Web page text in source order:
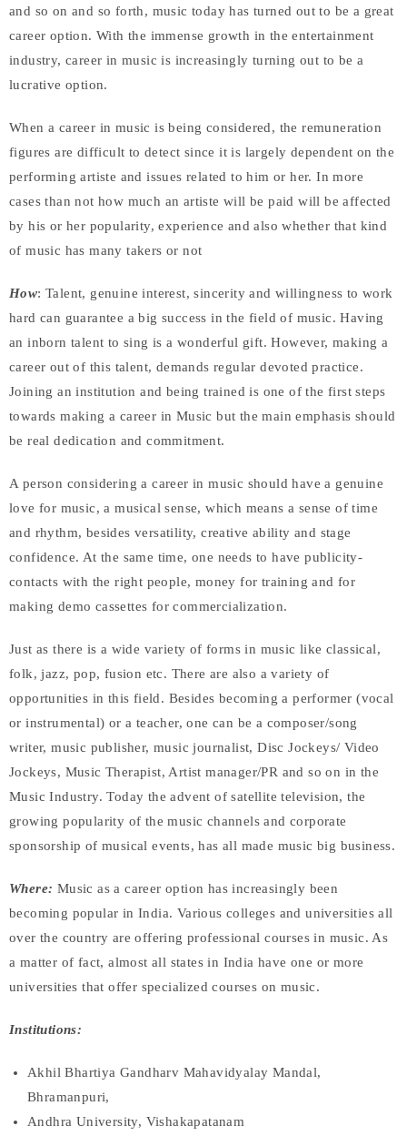
and so on and so forth, music today has turned out to be a great
career option. With the immense growth in the entertainment
industry, career in music is increasingly turning out to be a
lucrative option.
When a career in music is being considered, the remuneration
figures are difficult to detect since it is largely dependent on the
performing artiste and issues related to him or her. In more
cases than not how much an artiste will be paid will be affected
by his or her popularity, experience and also whether that kind
of music has many takers or not
How: Talent, genuine interest, sincerity and willingness to work
hard can guarantee a big success in the field of music. Having
an inborn talent to sing is a wonderful gift. However, making a
career out of this talent, demands regular devoted practice.
Joining an institution and being trained is one of the first steps
towards making a career in Music but the main emphasis should
be real dedication and commitment.
A person considering a career in music should have a genuine
love for music, a musical sense, which means a sense of time
and rhythm, besides versatility, creative ability and stage
confidence. At the same time, one needs to have publicity-
contacts with the right people, money for training and for
making demo cassettes for commercialization.
Just as there is a wide variety of forms in music like classical,
folk, jazz, pop, fusion etc. There are also a variety of
opportunities in this field. Besides becoming a performer (vocal
or instrumental) or a teacher, one can be a composer/song
writer, music publisher, music journalist, Disc Jockeys/ Video
Jockeys, Music Therapist, Artist manager/PR and so on in the
Music Industry. Today the advent of satellite television, the
growing popularity of the music channels and corporate
sponsorship of musical events, has all made music big business.
Where: Music as a career option has increasingly been
becoming popular in India. Various colleges and universities all
over the country are offering professional courses in music. As
a matter of fact, almost all states in India have one or more
universities that offer specialized courses on music.
Institutions:
Akhil Bhartiya Gandharv Mahavidyalay Mandal,
Bhramanpuri,
Andhra University, Vishakapatanam